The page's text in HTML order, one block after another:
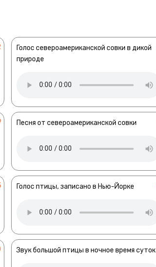
Голос североамериканской совки в дикой
природе
Песня от североамериканской совки
Голос птицы, записано в Нью-Йорке
Звук большой птицы в ночное время суток